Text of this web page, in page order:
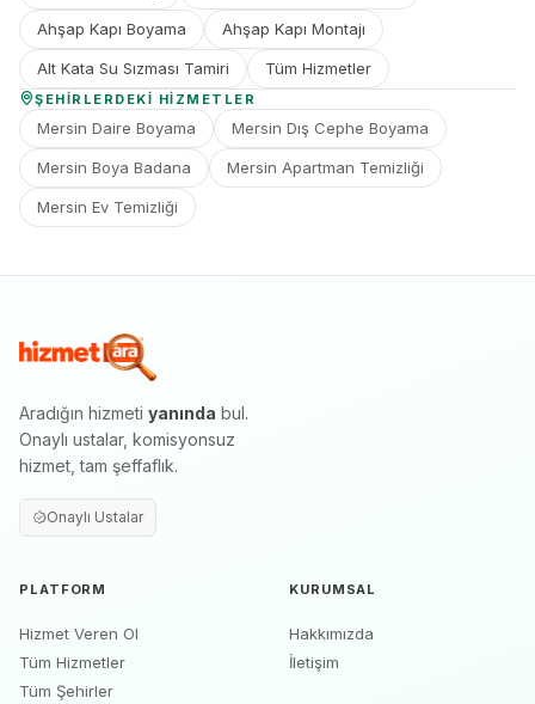
Ahşap Kapı Boyama Ahşap Kapı Montajı
Alt Kata Su Sızması Tamiri Tüm Hizmetler
ŞEHIRLERDEKI HIZMETLER
Mersin Daire Boyama Mersin Dış Cephe Boyama
Mersin Boya Badana Mersin Apartman Temizliği
Mersin Ev Temizliği
Aradığın hizmeti yanında bul.
Onaylı ustalar, komisyonsuz
hizmet, tam şeffaflık.
Onaylı Ustalar
PLATFORM
Hizmet Veren Ol
Tüm Hizmetler
Tüm Şehirler
KURUMSAL
Hakkımızda
İletişim